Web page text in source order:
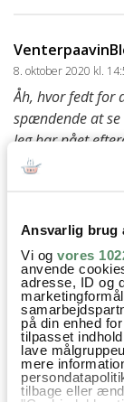
Ansvarlig brug
Vi og vores
anvende
adresse, ID og
på din enhed
tilpasset
lave
mere
tilbage eller
8. oktober 2020 kl.
Åh, hvor fedt for
spændende at
Jeg har nået
suppesæsonen
11.
Altid
dine
da
fra